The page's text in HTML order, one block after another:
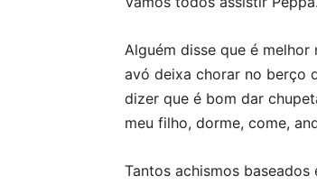
Alguém disse que é
avó deixa chorar no berço
dizer que é bom dar
meu filho, dorme, come,
Tantos achismos